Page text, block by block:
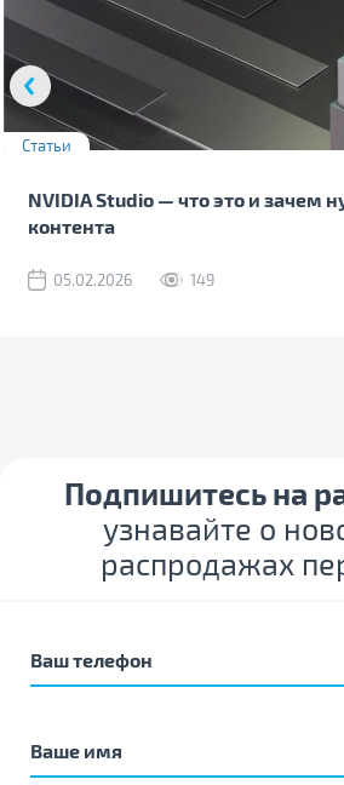
Статьи
NVIDIA Studio — что это и зачем
контента
05.02.2026 149
Подпишитесь на
узнавайте о
распродажах